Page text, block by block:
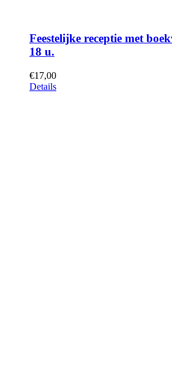
Feestelijke receptie met
18 u.
€17,00
Details